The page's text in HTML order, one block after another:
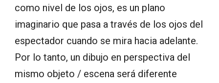
como nivel de los ojos, es un plano
imaginario que pasa a través de los ojos del
espectador cuando se mira hacia adelante.
Por lo tanto, un dibujo en perspectiva del
mismo objeto / escena será diferente